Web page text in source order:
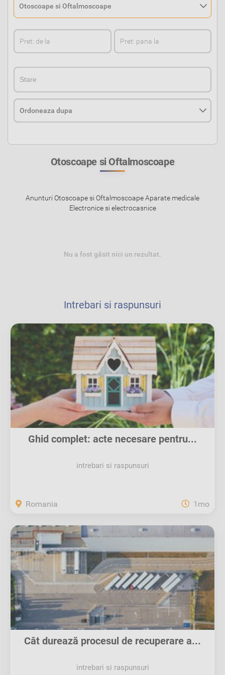
Otoscoape si Oftalmoscoape
Anunturi Otoscoape si Oftalmoscoape Aparate medicale
Electronice si electrocasnice
Nu a fost găsit nici un rezultat.
Intrebari si raspunsuri
Ghid complet: acte necesare pentru...
intrebari si raspunsuri
Romania 1mo
Cât durează procesul de recuperare a...
intrebari si raspunsuri